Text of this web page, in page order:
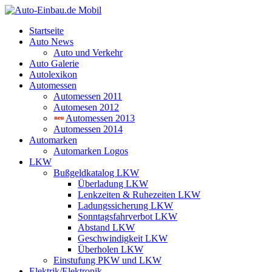
Startseite
Auto News
Auto und Verkehr
Auto Galerie
Autolexikon
Automessen
Automessen 2011
Automesen 2012
Automessen 2013
Automessen 2014
Automarken
Automarken Logos
LKW
Bußgeldkatalog LKW
Überladung LKW
Lenkzeiten & Ruhezeiten LKW
Ladungssicherung LKW
Sonntagsfahrverbot LKW
Abstand LKW
Geschwindigkeit LKW
Überholen LKW
Einstufung PKW und LKW